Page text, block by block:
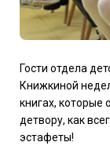
Гости отдела
Книжкиной
книгах, которые
детвору, как
эстафеты!